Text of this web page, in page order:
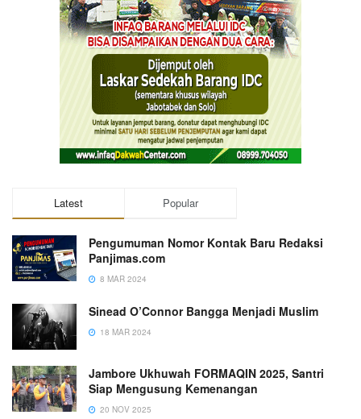
Latest Popular
Pengumuman Nomor Kontak Baru Redaksi
Panjimas.com
8 MAR 2024
Sinead O’Connor Bangga Menjadi Muslim
18 MAR 2024
Jambore Ukhuwah FORMAQIN 2025, Santri
Siap Mengusung Kemenangan
20 NOV 2025